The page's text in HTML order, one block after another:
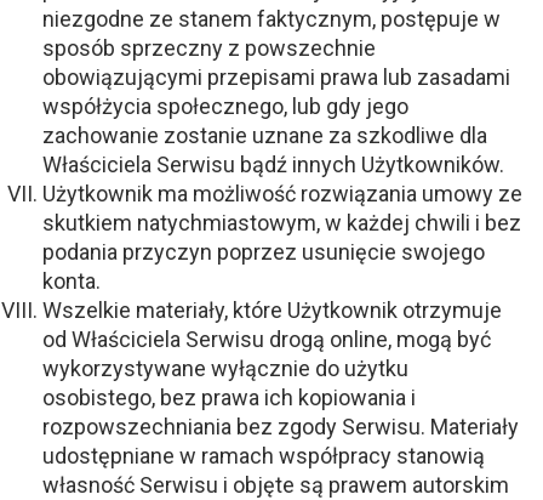
niezgodne ze stanem faktycznym, postępuje w
sposób sprzeczny z powszechnie
obowiązującymi przepisami prawa lub zasadami
współżycia społecznego, lub gdy jego
zachowanie zostanie uznane za szkodliwe dla
Właściciela Serwisu bądź innych Użytkowników.
Użytkownik ma możliwość rozwiązania umowy ze
skutkiem natychmiastowym, w każdej chwili i bez
podania przyczyn poprzez usunięcie swojego
konta.
Wszelkie materiały, które Użytkownik otrzymuje
od Właściciela Serwisu drogą online, mogą być
wykorzystywane wyłącznie do użytku
osobistego, bez prawa ich kopiowania i
rozpowszechniania bez zgody Serwisu. Materiały
udostępniane w ramach współpracy stanowią
własność Serwisu i objęte są prawem autorskim